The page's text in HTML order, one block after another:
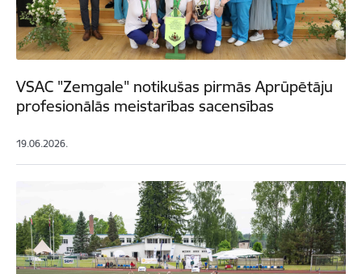
VSAC "Zemgale" notikušas pirmās Aprūpētāju
profesionālās meistarības sacensības
19.06.2026.